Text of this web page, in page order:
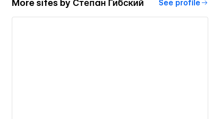
More sites by Степан Гибский See profile